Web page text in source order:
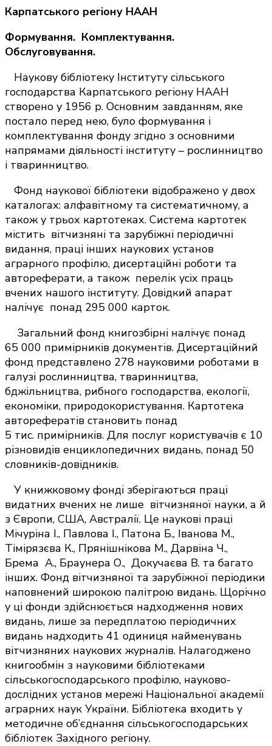
Карпатського регіону НААН
Формування. Комплектування.
Обслуговування.
Наукову бібліотеку Інституту сільського
господарства Карпатського регіону НААН
створено у 1956 р. Основним завданням, яке
постало перед нею, було формування і
комплектування фонду згідно з основними
напрямами діяльності інституту – рослинництво
і тваринництво.
Фонд наукової бібліотеки відображено у двох
каталогах: алфавітному та систематичному, а
також у трьох картотеках. Система картотек
містить вітчизняні та зарубіжні періодичні
видання, праці інших наукових установ
аграрного профілю, дисертаційні роботи та
автореферати, а також перелік усіх праць
вчених нашого інституту. Довідкий апарат
налічує понад 295 000 карток.
Загальний фонд книгозбірні налічує понад
65 000 примірників документів. Дисертаційний
фонд представлено 278 науковими роботами в
галузі рослинництва, тваринництва,
бджільництва, рибного господарства, екології,
економіки, природокористування. Картотека
авторефератів становить понад
5 тис. примірників. Для послуг користувачів є 10
різновидів енциклопедичних видань, понад 50
словників-довідників.
У книжковому фонді зберігаються праці
видатних вчених не лише вітчизняної науки, а й
з Європи, США, Австралії. Це наукові праці
Мічуріна І., Павлова І., Патона Б., Іванова М.,
Тімірязєва К., Прянішнікова М., Дарвіна Ч.,
Брема А., Браунера О., Докучаєва В. та багато
інших. Фонд вітчизняної та зарубіжної періодики
наповнений широкою палітрою видань. Щорічно
у ці фонди здійснюється надходження нових
видань, лише за передплатою періодичних
видань надходить 41 одиниця найменувань
вітчизняних наукових журналів. Налагоджено
книгообмін з науковими бібліотеками
сільськогосподарського профілю, науково-
дослідних установ мережі Національної академії
аграрних наук України. Бібліотека входить у
методичне об’єднання сільськогосподарських
бібліотек Західного регіону.